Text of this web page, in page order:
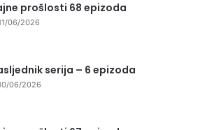
prošlosti 68 epizoda
06/2026
serija – 6 epizoda
06/2026